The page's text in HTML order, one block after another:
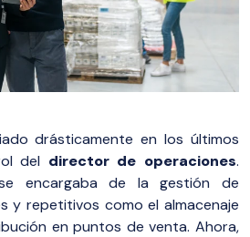
drásticamente en los últimos
del director de operaciones.
encargaba de la gestión de
y repetitivos como el almacenaje
en puntos de venta. Ahora,